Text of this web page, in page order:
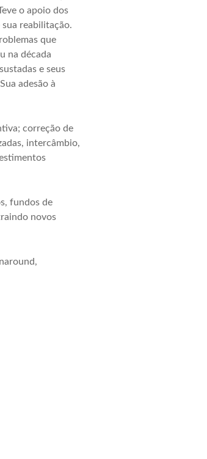
o apoio dos
reabilitação.
que
na década
e seus
adesão à
correção de
intercâmbio,
fundos de
novos